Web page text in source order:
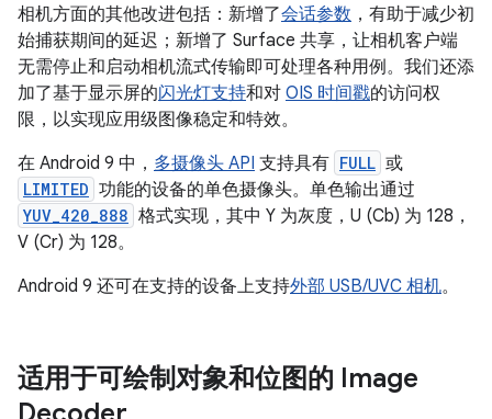
相机方面的其他改进包括：新增了会话参数 ，有助于减少初
始捕获期间的延迟；新增了 Surface 共享，让相机客户端
无需停止和启动相机流式传输即可处理各种用例。我们还添
加了基于显示屏的闪光灯支持和对 OIS 时间戳的访问权
限，以实现应用级图像稳定和特效。
在 Android 9 中， 多摄像头 API 支持具有 FULL 或
LIMITED 功能的设备的单色摄像头。单色输出通过
YUV_420_888 格式实现，其中 Y 为灰度，U (Cb) 为 128，
V (Cr) 为 128。
Android 9 还可在支持的设备上支持外部 USB/UVC 相机。
适用于可绘制对象和位图的 Image